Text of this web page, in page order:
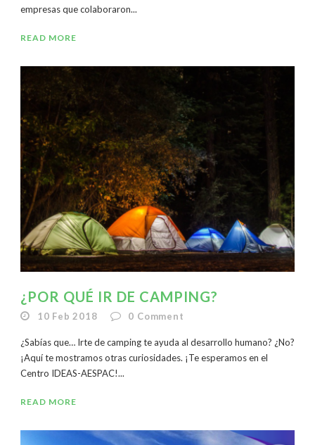
empresas que colaboraron...
READ MORE
¿POR QUÉ IR DE CAMPING?
10 Feb 2018 0 Comment
¿Sabías que… Irte de camping te ayuda al desarrollo humano? ¿No?
¡Aquí te mostramos otras curiosidades. ¡Te esperamos en el
Centro IDEAS-AESPAC!...
READ MORE